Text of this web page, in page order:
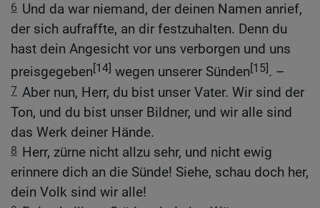
6 Und da war niemand, der deinen Namen anrief,
der sich aufraffte, an dir festzuhalten. Denn du
hast dein Angesicht vor uns verborgen und uns
preisgegeben[14] wegen unserer Sünden[15]. –
7 Aber nun, Herr, du bist unser Vater. Wir sind der
Ton, und du bist unser Bildner, und wir alle sind
das Werk deiner Hände.
8 Herr, zürne nicht allzu sehr, und nicht ewig
erinnere dich an die Sünde! Siehe, schau doch her,
dein Volk sind wir alle!